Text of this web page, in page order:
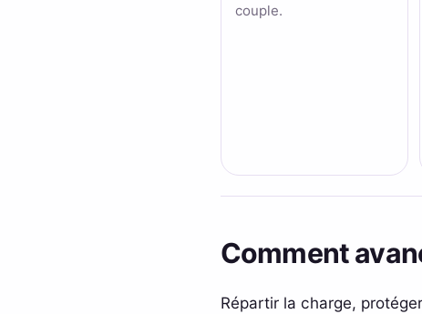
couple.
Comment
Répartir la charge,